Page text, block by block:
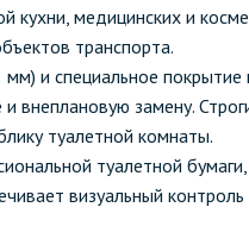
медицинских и
транспорта.
и специальное
замену.
туалетной комнаты.
туалетной
визуальный